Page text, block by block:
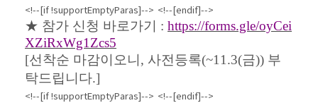
<!--[if !supportEmptyParas]--> <!--[endif]-->
★ 참가 신청 바로가기 : https://forms.gle/oyCei
XZiRxWg1Zcs5
[선착순 마감이오니 , 사전등록(~11.3(금)) 부
탁드립니다.]
<!--[if !supportEmptyParas]--> <!--[endif]-->